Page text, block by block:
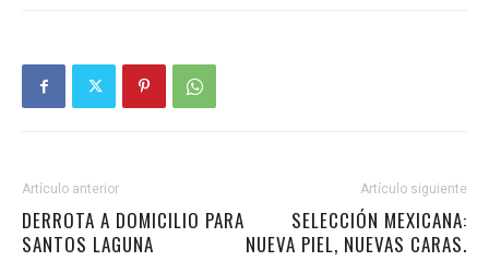
Artículo anterior
DERROTA A DOMICILIO PARA
SANTOS LAGUNA
Artículo siguiente
SELECCIÓN MEXICANA:
NUEVA PIEL, NUEVAS CARAS.